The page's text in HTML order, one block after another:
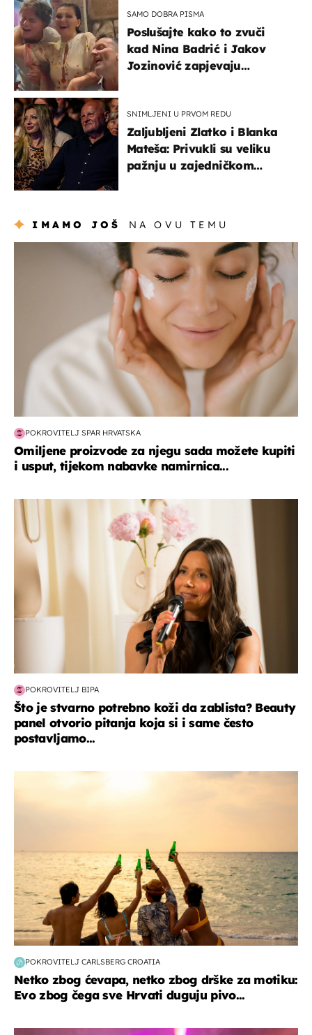
SAMO DOBRA PISMA
Poslušajte kako to zvuči
kad Nina Badrić i Jakov
Jozinović zapjevaju
SNIMLJENI U PRVOM REDU
Zaljubljeni Zlatko i Blanka
Mateša: Privukli su veliku
pažnju u zajedničkom
IMAMO JOŠ NA OVU TEMU
moda & ljepota
POKROVITELJ SPAR HRVATSKA
Omiljene proizvode za njegu sada možete kupiti
i usput, tijekom nabavke namirnica...
moda & ljepota
POKROVITELJ BIPA
Što je stvarno potrebno koži da zablista? Beauty
panel otvorio pitanja koja si i same često
postavljamo...
POKROVITELJ CARLSBERG CROATIA
Netko zbog ćevapa, netko zbog drške za motiku:
Evo zbog čega sve Hrvati duguju pivo...